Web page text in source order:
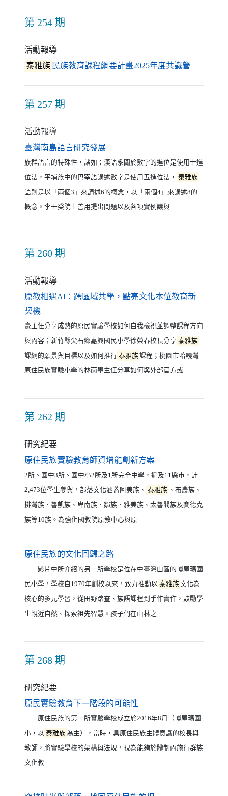
第 254 期
活動報導
泰雅族 民族教育課程綱要計畫2025年度共識營
第 257 期
活動報導
臺灣南島語言研究發展（另開新視窗）
族群語言的特殊性，諸如：漢語系關於數字的進位是使用十進
位法，平埔族中的巴宰語講述數字是使用五進位法， 泰雅族
語則是以「兩個3」來講述6的概念，以「兩個4」來講述8的
概念。李壬癸院士善用提出問題以及各項實例讓與
第 260 期
活動報導
原教相遇AI：跨區域共學，點亮文化本位教育新
契機
豪主任分享成熟的原民實驗學校如何自我檢視並調整課程方向
與內容；新竹縣尖石鄉嘉興國民小學徐榮春校長分享 泰雅族
課綱的願景與目標以及如何推行 泰雅族課程；桃園市哈嘎灣
原住民族實驗小學的林雨墨主任分享如何與外部官方或
第 262 期
研究紀要
原住民族實驗教育師資增能創新方案（另開新視窗）
2所、國中3所、國中小2所及1所完全中學，遍及11縣市，計
2,473位學生參與，部落文化涵蓋阿美族、 泰雅族 、布農族、
排灣族、魯凱族、卑南族、鄒族、雅美族、太魯閣族及賽德克
族等10族。為強化國教院原教中心與原
原住民族的文化回歸之路（另開新視窗）
影片中所介紹的另一所學校是位在中臺灣山區的博屋瑪國
民小學，學校自1970年創校以來，致力推動以 泰雅族文化為
核心的多元學習，從田野踏查、族語課程到手作實作，鼓勵學
生親近自然、探索祖先智慧。孩子們在山林之
第 268 期
研究紀要
原民實驗教育下一階段的可能性
原住民族的第一所實驗學校成立於2016年8月（博屋瑪國
小，以 泰雅族為主），當時，具原住民族主體意識的校長與
教師，將實驗學校的架構與法規，視為能夠於體制內施行群族
文化教